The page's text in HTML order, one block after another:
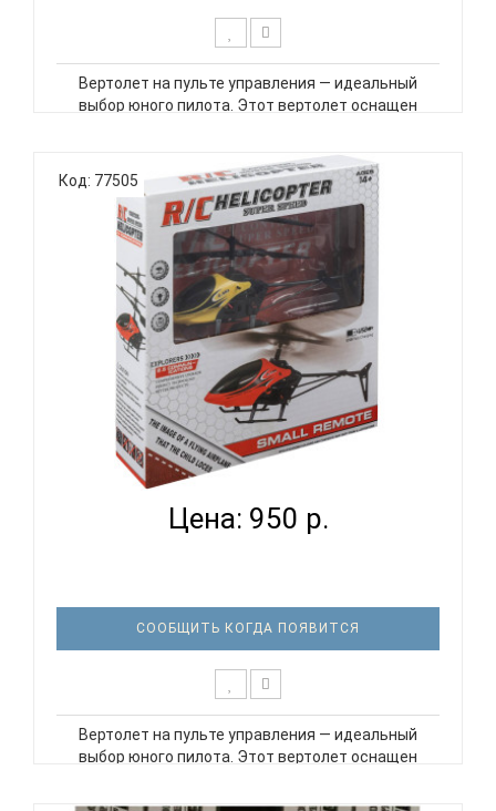
Вертолет на пульте управления — идеальный
выбор юного пилота. Этот вертолет оснащен
простому и удобному пульту дистанционного
управления, ваш ребенок сможет легко упр..
Код: 77505
ВЕРТОЛЕТ LA 1000 НА ПУЛЬТЕ УПРАВЛЕНИЯ YW
ASCELOT...
Цена: 950 р.
СООБЩИТЬ КОГДА ПОЯВИТСЯ
Вертолет на пульте управления — идеальный
выбор юного пилота. Этот вертолет оснащен